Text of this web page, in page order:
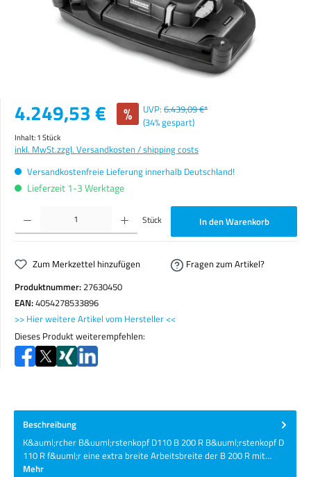
Verkaufspreis:
4.249,53 € % UVP: 6.439,09 €*
(34% gespart)
Inhalt:1 Stück
inkl. MwSt.zzgl. Versandkosten / shipping costs
Versandkostenfreie Lieferung innerhalb Deutschland!
Lieferzeit 1-3 Werktage
Produkt Anzahl: Gib den gewünschten Wert ein oder benutze die Schaltflächen um die Anzahl zu
Stück In den Warenkorb
Zum Merkzettel hinzufügen
Fragen zum Artikel?
Produktnummer:27630450
EAN:4054278533896
>> Hier weitere Artikel vom Hersteller <<
Dieses Produkt weiterempfehlen:
Beschreibung
K&auml;rcher B&uuml;rstenkopf D110 B 200 R B&uuml;rstenkopf D
110 R f&uuml;r eine extra breite Arbeitsbreite der B 200 R mit…
Mehr